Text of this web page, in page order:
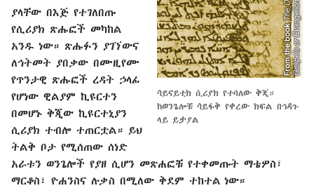
ሳይናይቲክ ሲሪያክ የተባለው ቅጂ።
ከወንጌሎቹ ሳይፋቅ የቀረው ክፍል በኅዳጉ
ላይ ይታያል
ያላቸው በእጅ የተገለበጡ
የሲሪያክ ጽሑፎች መካከል
አንዱ ነው። ጽሑፉን ያገኘውና
ለኅትመት ያበቃው በሙዚየሙ
የጥንታዊ ጽሑፎች ረዳት ኃላፊ
የሆነው ዊልያም ኪዩርተን
በመሆኑ ቅጂው ኪዩርተኒያን
ሲሪያክ ተብሎ ተጠርቷል። ይህ
ትልቅ ቦታ የሚሰጠው ሰነድ
አራቱን ወንጌሎች የያዘ ሲሆን መጽሐፎቹ የተቀመጡት ማቴዎስ፣
ማርቆስ፣ ዮሐንስና ሉቃስ በሚለው ቅደም ተከተል ነው።